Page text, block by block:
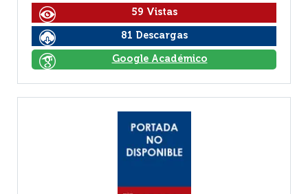
59 Vistas
81 Descargas
Google Académico